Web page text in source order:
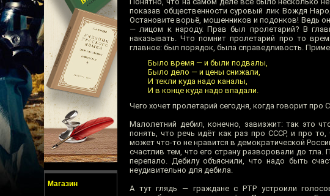
Магазин
показав общественности суровый лик Вождя
Остановите ворьё, мошенников и подонков! Ведь
— лицом к народу. Прав был пролетарий? В
наказывать. Что помнит пролетарий про то
главное: был порядок, была справедливость.
Было время — и были подвалы,
Было дело — и цены снижали,
И текли куда надо каналы,
И в конце куда надо впадали.
Чего хочет пролетарий сегодня, когда говорит
Малолетний дебил, конечно, завизжит: так это
понять, что речь идёт как раз про СССР, и про
может что-то не нравится в демократической
счастлив тем, что его страну разворовали до тла.
перепало. Дебилу объяснили, что надо быть
неудивительно для дебила.
А тут глядь — граждане с РТР устроили